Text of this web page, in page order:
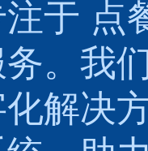
注于 点
。我
解决